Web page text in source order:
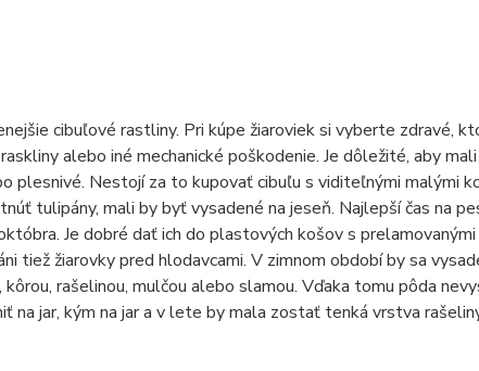
cibuľové rastliny. Pri kúpe žiaroviek si vyberte zdravé,
alebo iné mechanické poškodenie. Je dôležité, aby
plesnivé. Nestojí za to kupovať cibuľu s viditeľnými malými
tulipány, mali by byť vysadené na jeseň. Najlepší čas na
Je dobré dať ich do plastových košov s
tiež žiarovky pred hlodavcami. V zimnom období by sa
rašelinou, mulčou alebo slamou. Vďaka tomu pôda
na jar, kým na jar a v lete by mala zostať tenká vrstva